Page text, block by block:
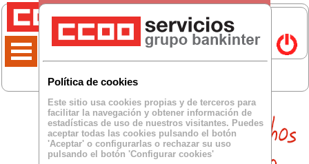
Política de cookies
Este sitio usa cookies propias y de terceros para
facilitar la navegación y obtener información de
estadísticas de uso de nuestros visitantes. Puedes
aceptar todas las cookies pulsando el botón
'Aceptar' o configurarlas o rechazar su uso
pulsando el botón 'Configurar cookies'